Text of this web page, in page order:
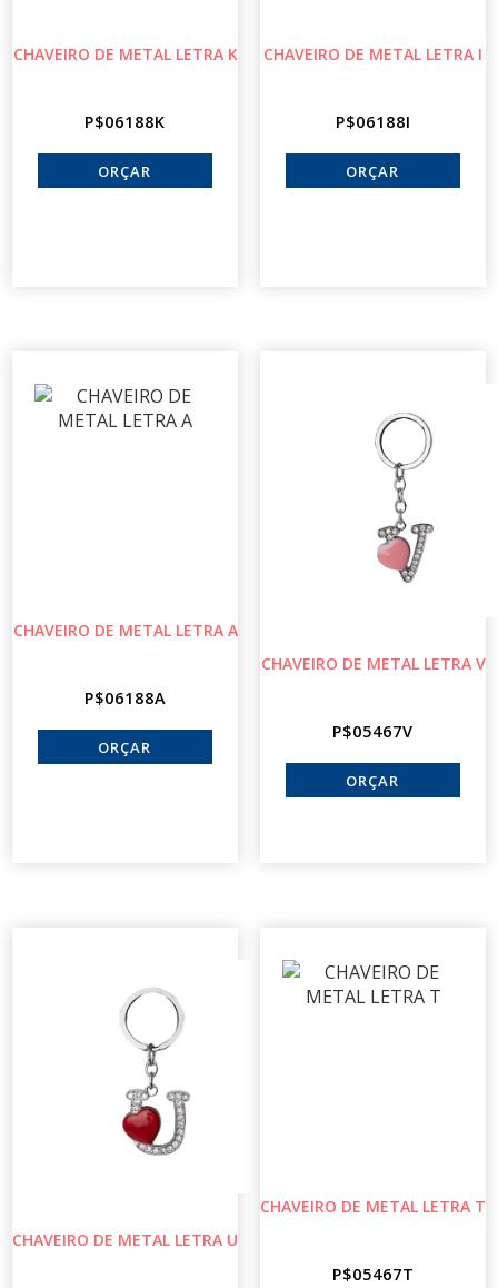
CHAVEIRO DE METAL LETRA K
P$06188K
CHAVEIRO DE METAL LETRA I
P$06188I
CHAVEIRO DE METAL LETRA A
P$06188A
CHAVEIRO DE METAL LETRA V
P$05467V
CHAVEIRO DE METAL LETRA U
CHAVEIRO DE METAL LETRA T
P$05467T